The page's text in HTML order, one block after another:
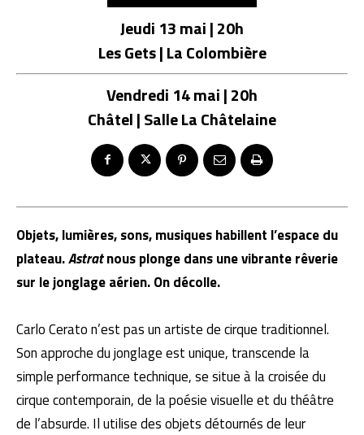
Jeudi 13 mai | 20h
Les Gets | La Colombière
Vendredi 14 mai | 20h
Châtel | Salle La Châtelaine
Objets, lumières, sons, musiques habillent l’espace du
plateau.Astratnous plonge dans une vibrante rêverie
sur le jonglage aérien. On décolle.
Carlo Cerato n’est pas un artiste de cirque traditionnel.
Son approche du jonglage est unique, transcende la
simple performance technique, se situe à la croisée du
cirque contemporain, de la poésie visuelle et du théâtre
de l’absurde. Il utilise des objets détournés de leur